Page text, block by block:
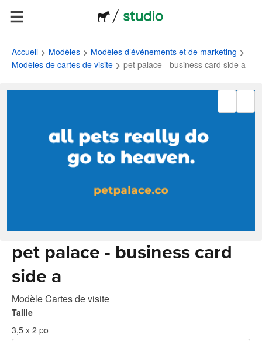
Accueil Modèles
Modèles d’événements et de marketing
Modèles de cartes de visite
pet palace - business card side a
pet palace - business card
side a
Modèle Cartes de visite
Taille
3,5 x 2 po